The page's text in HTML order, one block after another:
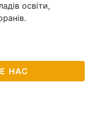
освіти,
НАС